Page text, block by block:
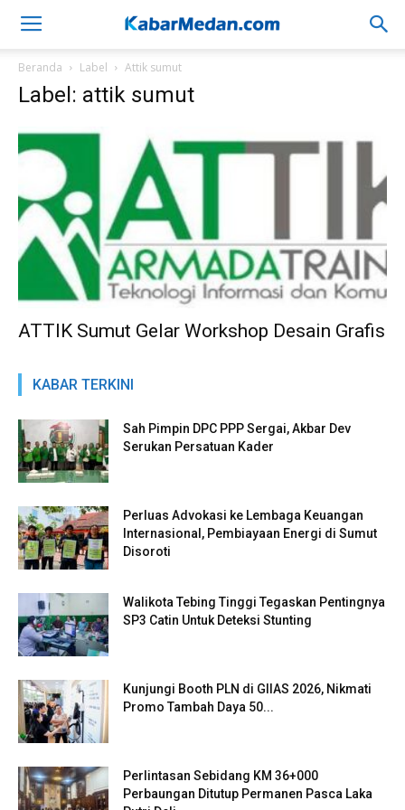
Beranda Label Attik sumut
Label: attik sumut
ATTIK Sumut Gelar Workshop Desain Grafis
KABAR TERKINI
Sah Pimpin DPC PPP Sergai, Akbar Dev
Serukan Persatuan Kader
Perluas Advokasi ke Lembaga Keuangan
Internasional, Pembiayaan Energi di Sumut
Disoroti
Walikota Tebing Tinggi Tegaskan Pentingnya
SP3 Catin Untuk Deteksi Stunting
Kunjungi Booth PLN di GIIAS 2026, Nikmati
Promo Tambah Daya 50...
Perlintasan Sebidang KM 36+000
Perbaungan Ditutup Permanen Pasca Laka